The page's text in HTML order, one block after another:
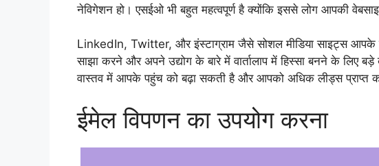
नेविगेशन हो। एसईओ भी बहुत महत्वपूर्ण है क्योंकि इससे लोग आपकी
LinkedIn, Twitter, और इंस्टाग्राम जैसे सोशल मीडिया साइट्स आपके
साझा करने और अपने उद्योग के बारे में वार्तालाप में हिस्सा बनने के लिए बड़े
वास्तव में आपके पहुंच को बढ़ा सकती है और आपको अधिक लीड्स प्राप्त
ईमेल विपणन का उपयोग करना